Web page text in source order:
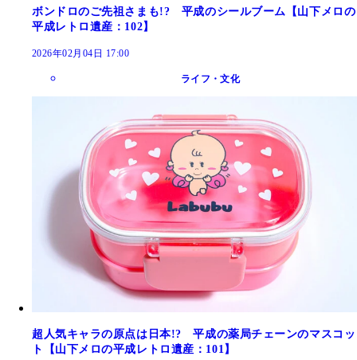
ボンドロのご先祖さまも!? 平成のシールブーム【山下メロの
平成レトロ遺産：102】
2026年02月04日 17:00
ライフ・文化
超人気キャラの原点は日本!? 平成の薬局チェーンのマスコッ
ト【山下メロの平成レトロ遺産：101】